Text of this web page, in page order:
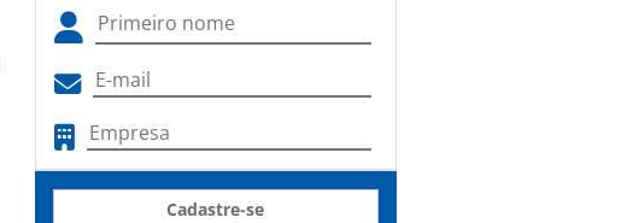
Cadastre-se